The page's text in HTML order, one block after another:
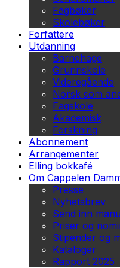
Fagbøker
Skolebøker
Forfattere
Utdanning
Barnehage
Grunnskole
Videregående
Norsk som
Fagskole
Akademisk
Forskning
Abonnement
Arrangementer
Elling bokkafé
Om Cappelen
Presse
Nyhetsbrev
Send inn
Priser og
Stipender og
Kataloger
Rapport 2025